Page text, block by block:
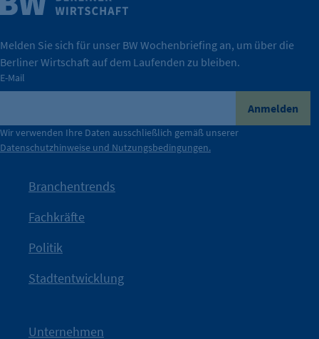
IHK Berlin. Offizieller Unterstützer der Berliner Wirtschaft.
Nach einer aufmerksamkeitsstarken Teaserphase geht die
Kampagne der IHK Berlin in die nächste Stufe. Mit
IHK?“wurde bewusst Neugier geweckt und Gespräche
mit Haltung.
Die Unternehmer stehen stellvertretend für die Vielfalt
der Berliner Wirtschaft.
Durch ihre Perspektiven wird deutlich, was der Claim
konkret bedeutet – und wie die IHK Berlin Unternehmen
tatsächlich unterstützt.
Wirtschaft.
Melden Sie sich für unser BW Wochenbriefing an, um über die
Berliner Wirtschaft auf dem Laufenden zu bleiben.
E-Mail
Anmelden
Wir verwenden Ihre Daten ausschließlich gemäß unserer
Datenschutzhinweise und Nutzungsbedingungen.
Branchentrends
Fachkräfte
Politik
Stadtentwicklung
Unternehmen